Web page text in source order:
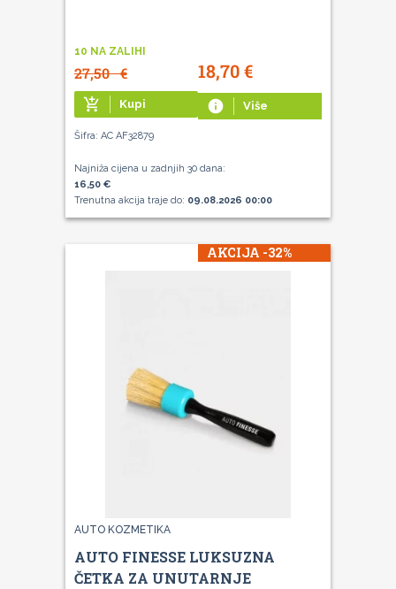
10 NA ZALIHI
27,50€ 18,70€
add_shopping_cart Kupi info Više
Šifra: AC AF32879
Najniža cijena u zadnjih 30 dana:
16,50 €
Trenutna akcija traje do: 09.08.2026 00:00
AKCIJA -32%
AUTO KOZMETIKA
AUTO FINESSE LUKSUZNA
ČETKA ZA UNUTARNJE